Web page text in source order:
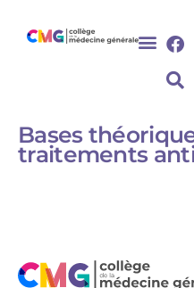
Bases
traitements